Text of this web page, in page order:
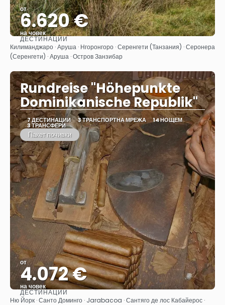
от
6.620 €
на човек
Вижте
ДЕСТИНАЦИИ
Килиманджаро · Аруша · Нгоронгоро · Серенгети (Танзания) · Серонера
(Серенгети) · Аруша · Остров Занзибар
Rundreise "Höhepunkte
Dominikanische Republik"
7 ДЕСТИНАЦИИ 3 ТРАНСПОРТНА МРЕЖА 14 НОЩЕМ
3 ТРАНСФЕРИ
Пакет почивки
от
4.072 €
на човек
Вижте
ДЕСТИНАЦИИ
Ню Йорк · Санто Доминго · Jarabacoa · Сантяго де лос Кабайерос ·